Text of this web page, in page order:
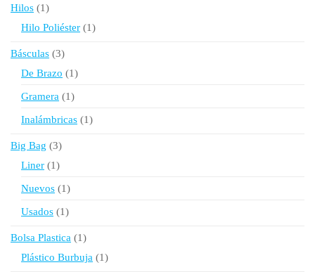
Hilos 11
producto
Hilo Poliéster 11
Básculas 33
productos
De Brazo 11
Gramera 11
Inalámbricas 11
Big Bag
33
productos
Liner 11
Nuevos 11
Usados 11
Bolsa Plastica
11
producto
Plástico Burbuja 11